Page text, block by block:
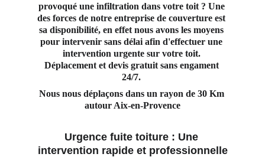
provoqué une infiltration dans votre toit ? Une
des forces de notre entreprise de couverture est
sa disponibilité, en effet nous avons les moyens
pour intervenir sans délai afin d'effectuer une
intervention urgente sur votre toit.
Déplacement et devis gratuit sans engament
24/7.
Nous nous déplaçons dans un rayon de 30 Km
autour Aix-en-Provence
Urgence fuite toiture : Une
intervention rapide et professionnelle